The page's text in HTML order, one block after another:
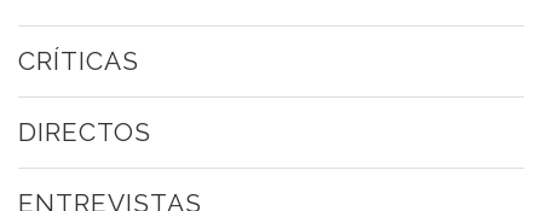
CRÍTICAS
DIRECTOS
ENTREVISTAS